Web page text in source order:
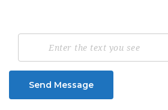
Send Message